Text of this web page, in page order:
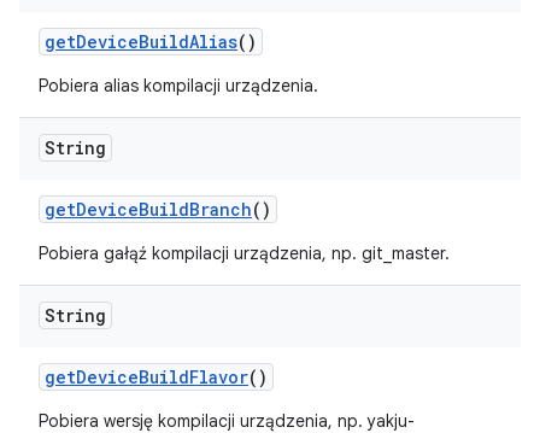
getDeviceBuildAlias()
Pobiera alias kompilacji urządzenia.
String
getDeviceBuildBranch()
Pobiera gałąź kompilacji urządzenia, np. git_master.
String
getDeviceBuildFlavor()
Pobiera wersję kompilacji urządzenia, np. yakju-